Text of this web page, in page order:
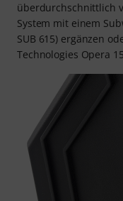
überdurchschnittlich
System mit einem
SUB 615) ergänzen
Technologies Opera